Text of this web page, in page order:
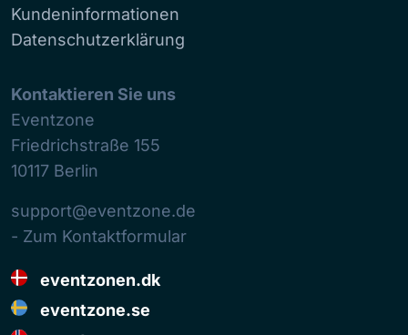
Kundeninformationen
Datenschutzerklärung
Kontaktieren Sie uns
Eventzone
Friedrichstraße 155
10117 Berlin
support@eventzone.de
- Zum Kontaktformular
eventzonen.dk
eventzone.se